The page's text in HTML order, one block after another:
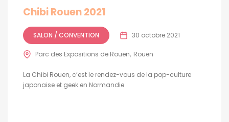
Chibi Rouen 2021
SALON / CONVENTION 30 octobre 2021
Parc des Expositions de Rouen Rouen
La Chibi Rouen, c’est le rendez-vous de la pop-culture
japonaise et geek en Normandie.